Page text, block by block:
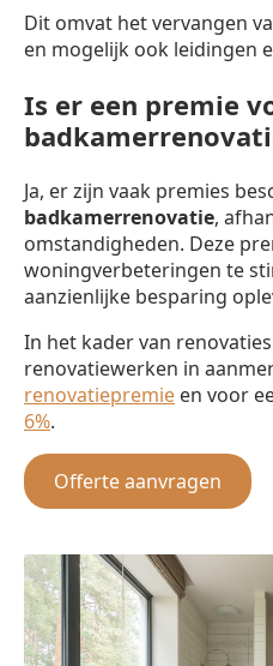
Dit omvat het vervangen
en mogelijk ook leidingen
Is er een premie
Ja, er zijn vaak premies
badkamerrenovatie,
omstandigheden. Deze
woningverbeteringen te
aanzienlijke besparing
In het kader van
renovatiewerken in
renovatiepremie en voor
6%.
Offerte aanvragen